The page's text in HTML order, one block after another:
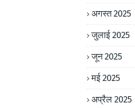
अगस्त 2025
जुलाई 2025
जून 2025
मई 2025
अप्रैल 2025